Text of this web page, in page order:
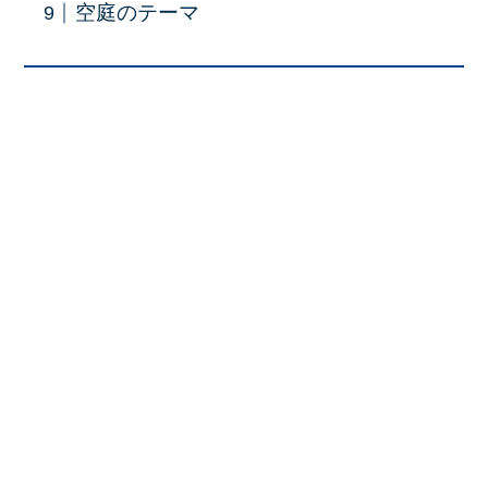
空庭のテーマ